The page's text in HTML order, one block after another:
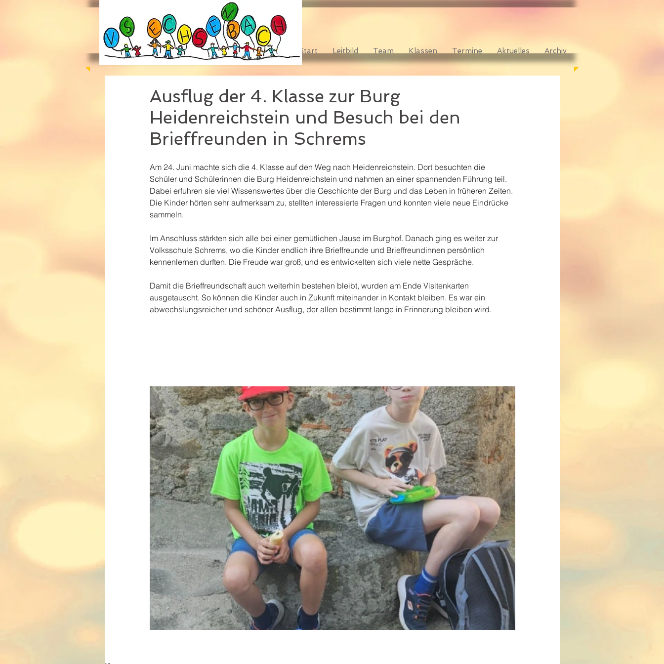
Start Leitbild Team Klassen Termine Aktuelles Archiv
Ausflug der 4. Klasse zur Burg
Heidenreichstein und Besuch bei den
Brieffreunden in Schrems
Am 24. Juni machte sich die 4. Klasse auf den Weg nach Heidenreichstein. Dort besuchten die
Schüler und Schülerinnen die Burg Heidenreichstein und nahmen an einer spannenden Führung teil.
Dabei erfuhren sie viel Wissenswertes über die Geschichte der Burg und das Leben in früheren Zeiten.
Die Kinder hörten sehr aufmerksam zu, stellten interessierte Fragen und konnten viele neue Eindrücke
sammeln.
Im Anschluss stärkten sich alle bei einer gemütlichen Jause im Burghof. Danach ging es weiter zur
Volksschule Schrems, wo die Kinder endlich ihre Brieffreunde und Brieffreundinnen persönlich
kennenlernen durften. Die Freude war groß, und es entwickelten sich viele nette Gespräche.
Damit die Brieffreundschaft auch weiterhin bestehen bleibt, wurden am Ende Visitenkarten
ausgetauscht. So können die Kinder auch in Zukunft miteinander in Kontakt bleiben. Es war ein
abwechslungsreicher und schöner Ausflug, der allen bestimmt lange in Erinnerung bleiben wird.